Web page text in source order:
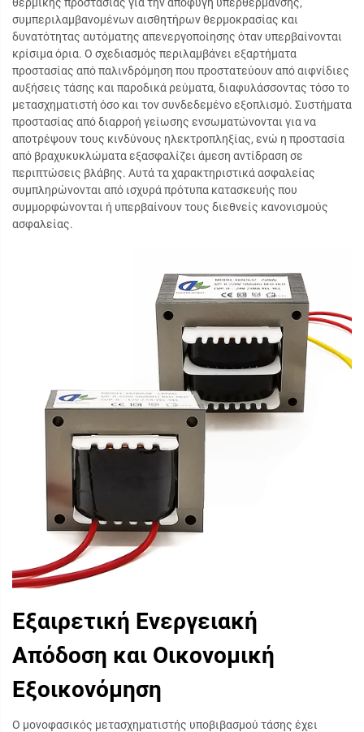
συμπεριλαμβανομένων αισθητήρων θερμοκρασίας και
δυνατότητας αυτόματης απενεργοποίησης όταν υπερβαίνονται
κρίσιμα όρια. Ο σχεδιασμός περιλαμβάνει εξαρτήματα
προστασίας από παλινδρόμηση που προστατεύουν από αιφνίδιες
αυξήσεις τάσης και παροδικά ρεύματα, διαφυλάσσοντας τόσο το
μετασχηματιστή όσο και τον συνδεδεμένο εξοπλισμό. Συστήματα
προστασίας από διαρροή γείωσης ενσωματώνονται για να
αποτρέψουν τους κινδύνους ηλεκτροπληξίας, ενώ η προστασία
από βραχυκυκλώματα εξασφαλίζει άμεση αντίδραση σε
περιπτώσεις βλάβης. Αυτά τα χαρακτηριστικά ασφαλείας
συμπληρώνονται από ισχυρά πρότυπα κατασκευής που
συμμορφώνονται ή υπερβαίνουν τους διεθνείς κανονισμούς
ασφαλείας.
Εξαιρετική Ενεργειακή
Απόδοση και Οικονομική
Εξοικονόμηση
Ο μονοφασικός μετασχηματιστής υποβιβασμού τάσης έχει